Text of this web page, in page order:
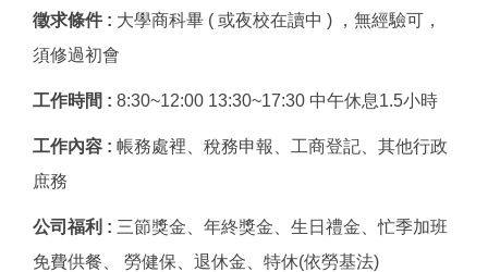
徵求條件 : 大學商科畢 ( 或夜校在讀中 ) ，無經驗可，
須修過初會
工作時間 : 8:30~12:00 13:30~17:30 中午休息1.5小時
工作內容 : 帳務處裡、稅務申報、工商登記、其他行政
庶務
公司福利 : 三節獎金、年終獎金、生日禮金、忙季加班
免費供餐、 勞健保、退休金、特休(依勞基法)